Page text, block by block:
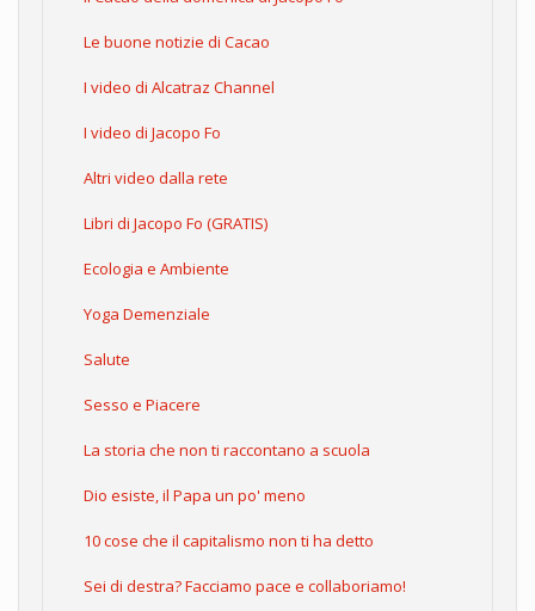
Le buone notizie di Cacao
I video di Alcatraz Channel
I video di Jacopo Fo
Altri video dalla rete
Libri di Jacopo Fo (GRATIS)
Ecologia e Ambiente
Yoga Demenziale
Salute
Sesso e Piacere
La storia che non ti raccontano a scuola
Dio esiste, il Papa un po' meno
10 cose che il capitalismo non ti ha detto
Sei di destra? Facciamo pace e collaboriamo!